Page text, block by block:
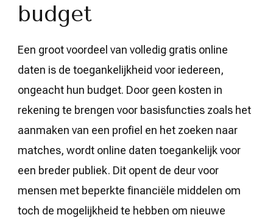
budget
Een groot voordeel van volledig gratis online
daten is de toegankelijkheid voor iedereen,
ongeacht hun budget. Door geen kosten in
rekening te brengen voor basisfuncties zoals het
aanmaken van een profiel en het zoeken naar
matches, wordt online daten toegankelijk voor
een breder publiek. Dit opent de deur voor
mensen met beperkte financiële middelen om
toch de mogelijkheid te hebben om nieuwe